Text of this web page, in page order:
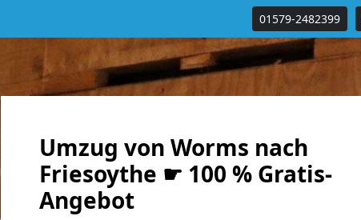
01579-2482399
Umzug von Worms nach
Friesoythe ☛ 100 % Gratis-
Angebot